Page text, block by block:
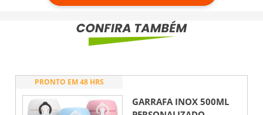
PRONTO EM 48 HRS
GARRAFA INOX 500ML